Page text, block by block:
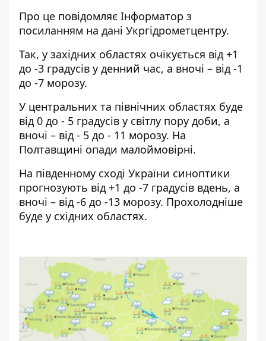
Про це повідомляє Інформатор з
посиланням на дані Укргідрометцентру.
Так, у західних областях очікується від +1
до -3 градусів у денний час, а вночі – від -1
до -7 морозу.
У центральних та північних областях буде
від 0 до - 5 градусів у світлу пору доби, а
вночі – від - 5 до - 11 морозу. На
Полтавщині опади малоймовірні.
На південному сході України синоптики
прогнозують від +1 до -7 градусів вдень, а
вночі – від -6 до -13 морозу. Прохолодніше
буде у східних областях.